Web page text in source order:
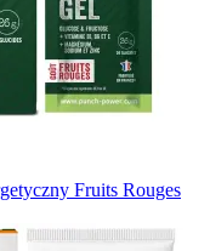
Fruits Rouges